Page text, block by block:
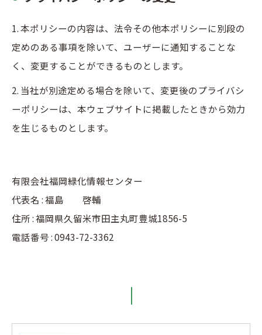
1. 本ポリシーの内容は、法令その他本ポリシーに別段の
定めのある事項を除いて、ユーザーに通知することな
く、変更することができるものとします。
2. 当社が別途定める場合を除いて、変更後のプライバシ
ーポリシーは、本ウェブサイトに掲載したときから効力
を生じるものとします。
有限会社福岡緑化情報センター
代表名 : 福島 啓輔
住所 : 福岡県久留米市田主丸町豊城1856-5
電話番号 : 0943-72-3362